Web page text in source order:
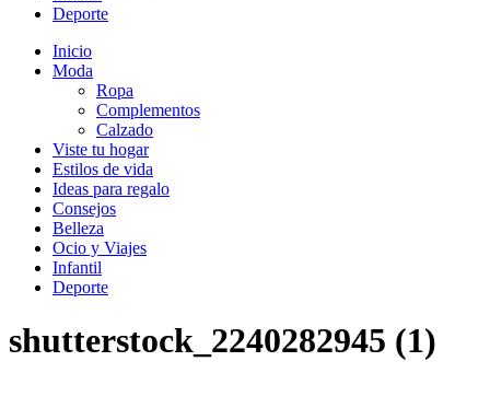
Deporte
Inicio
Moda
Ropa
Complementos
Calzado
Viste tu hogar
Estilos de vida
Ideas para regalo
Consejos
Belleza
Ocio y Viajes
Infantil
Deporte
shutterstock_2240282945 (1)